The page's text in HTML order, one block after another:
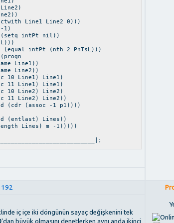
Line1 Line2 0)))
1)
intPt nil))
intPt (nth 2 PnTsL)))
Line1))
Line2))
Line1) Line1)
Line1) Line1)
Line2) Line2)
Line2) Line2))
(assoc -1 p1))))
(entlast) Lines))
m -1)))))
iç içe iki döngünün sayaç değişkenini tek
'dan büyük olmasını denetlerken aynı anda ikinci